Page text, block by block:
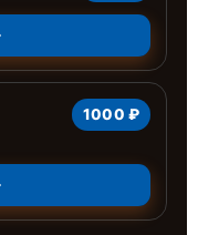
1000 ₽